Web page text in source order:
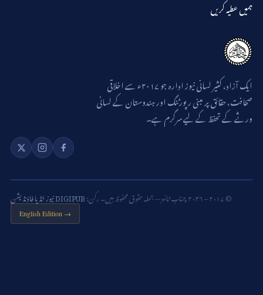
ہمیں عطیہ کریں
ایک آزاد، کثیر لسانی نیوز ادارہ جو ۲۰۱۷ء سے اخلاقی
صحافت، حقائق پر مبنی رپورٹنگ اور ہندوستان کے لسانی
ورثے کے تحفظ کے لیے سرگرم ہے۔
DIGIPUB نیوز انڈیا فاؤنڈیشن
English Edition →